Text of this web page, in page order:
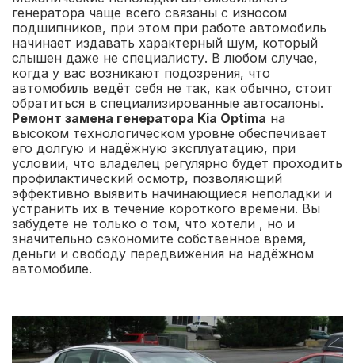
генератора чаще всего связаны с износом
подшипников, при этом при работе автомобиль
начинает издавать характерный шум, который
слышен даже не специалисту. В любом случае,
когда у вас возникают подозрения, что
автомобиль ведёт себя не так, как обычно, стоит
обратиться в специализированные автосалоны.
Ремонт замена генератора Kia Optima на
высоком технологическом уровне обеспечивает
его долгую и надёжную эксплуатацию, при
условии, что владелец регулярно будет проходить
профилактический осмотр, позволяющий
эффективно выявить начинающиеся неполадки и
устранить их в течение короткого времени. Вы
забудете не только о том, что хотели , но и
значительно сэкономите собственное время,
деньги и свободу передвижения на надёжном
автомобиле.